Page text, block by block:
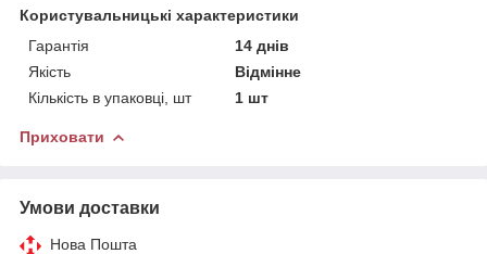
Користувальницькі характеристики
Гарантія
14 днів
Якість
Відмінне
Кількість в упаковці, шт
1 шт
Приховати
Умови доставки
Нова Пошта